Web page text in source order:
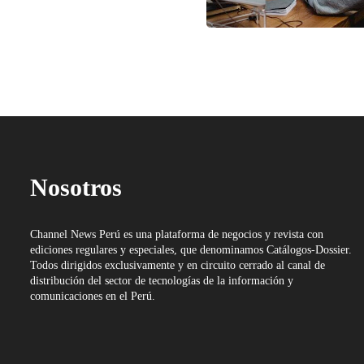
Nosotros
Channel News Perú es una plataforma de negocios y revista con
ediciones regulares y especiales, que denominamos Catálogos-Dossier.
Todos dirigidos exclusivamente y en circuito cerrado al canal de
distribución del sector de tecnologías de la información y
comunicaciones en el Perú.